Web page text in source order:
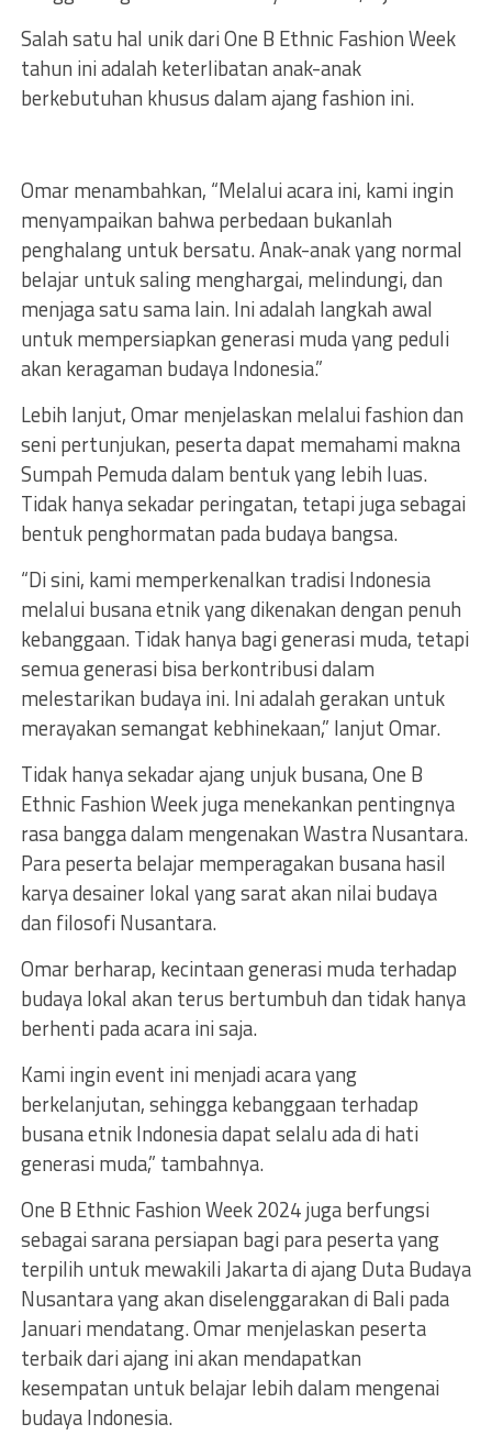
Salahsatu hal unik dari One B Ethnic Fashion Week
tahun ini adalah keterlibatan anak-anak
berkebutuhan khusus dalam ajang fashion ini.
Omar menambahkan, “Melalui acara ini, kami ingin
menyampaikan bahwa perbedaan bukanlah
penghalang untuk bersatu. Anak-anak yang normal
belajar untuk saling menghargai, melindungi, dan
menjaga satu sama lain. Ini adalah langkah awal
untuk mempersiapkan generasi muda yang peduli
akan keragaman budaya Indonesia.”
Lebih lanjut, Omar menjelaskan melalui fashion dan
seni pertunjukan, peserta dapat memahami makna
Sumpah Pemuda dalam bentuk yang lebih luas.
Tidak hanya sekadar peringatan, tetapi juga sebagai
bentuk penghormatan pada budaya bangsa.
“Di sini, kami memperkenalkan tradisi Indonesia
melalui busana etnik yang dikenakan dengan penuh
kebanggaan. Tidak hanya bagi generasi muda, tetapi
semua generasi bisa berkontribusi dalam
melestarikan budaya ini. Ini adalah gerakan untuk
merayakan semangat kebhinekaan,” lanjut Omar.
Tidak hanya sekadar ajang unjuk busana, One B
Ethnic Fashion Week juga menekankan pentingnya
rasa bangga dalam mengenakan Wastra Nusantara.
Para peserta belajar memperagakan busana hasil
karya desainer lokal yang sarat akan nilai budaya
dan filosofi Nusantara.
Omar berharap, kecintaan generasi muda terhadap
budaya lokal akan terus bertumbuh dan tidak hanya
berhenti pada acara ini saja.
Kami ingin event ini menjadi acara yang
berkelanjutan, sehingga kebanggaan terhadap
busana etnik Indonesia dapat selalu ada di hati
generasi muda,” tambahnya.
One B Ethnic Fashion Week 2024 juga berfungsi
sebagai sarana persiapan bagi para peserta yang
terpilih untuk mewakili Jakarta di ajang Duta Budaya
Nusantara yang akan diselenggarakan di Bali pada
Januari mendatang. Omar menjelaskan peserta
terbaik dari ajang ini akan mendapatkan
kesempatan untuk belajar lebih dalam mengenai
budaya Indonesia.